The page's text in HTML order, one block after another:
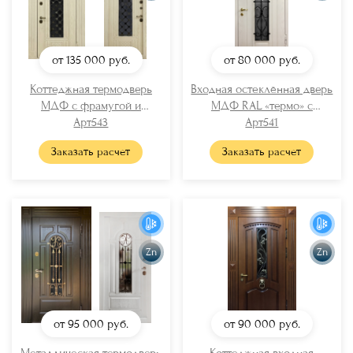
от 135 000 руб.
Коттеджная термодверь
МДФ с фрамугой и
отбойником (стекло + ковка)
Арт543
Заказать расчет
от 80 000 руб.
Входная остеклённая дверь
МДФ RAL «термо» с
решёткой
Арт541
Заказать расчет
Zn
от 95 000 руб.
Zn
от 90 000 руб.